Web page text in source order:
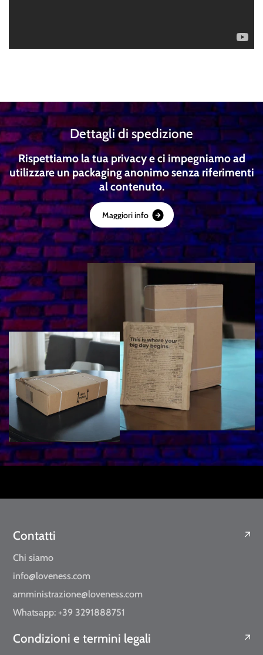
Dettagli di spedizione
Rispettiamo la tua privacy e ci impegniamo ad
utilizzare un packaging anonimo senza riferimenti
al contenuto.
Maggioriinfo
Contatti
Chi siamo
info@loveness.com
amministrazione@loveness.com
Whatsapp: +39 3291888751
Condizioni e termini legali